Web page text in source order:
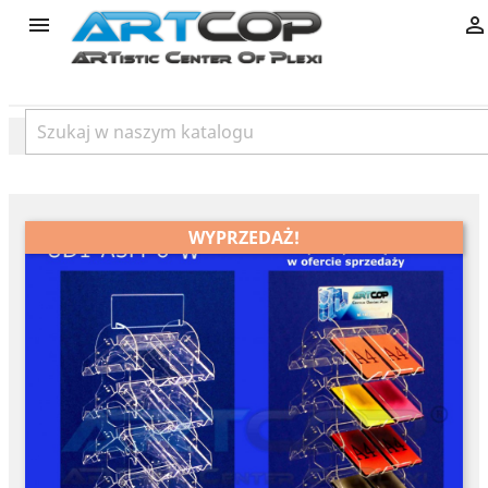
product
 
WYPRZEDAŻ!